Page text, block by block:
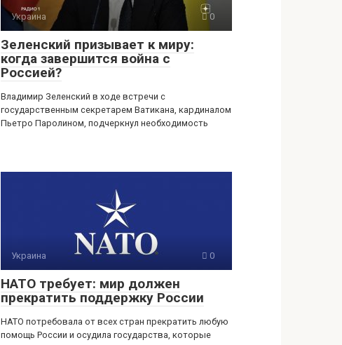
Украина 0
Зеленский призывает к миру:
когда завершится война с
Россией?
Владимир Зеленский в ходе встречи с
государственным секретарем Ватикана, кардиналом
Пьетро Паролином, подчеркнул необходимость
Украина 0
НАТО требует: мир должен
прекратить поддержку России
НАТО потребовала от всех стран прекратить любую
помощь России и осудила государства, которые